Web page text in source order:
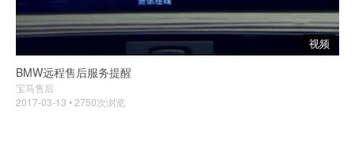
视频
BMW远程售后服务提醒
宝马售后
2017-03-13 • 2750次浏览